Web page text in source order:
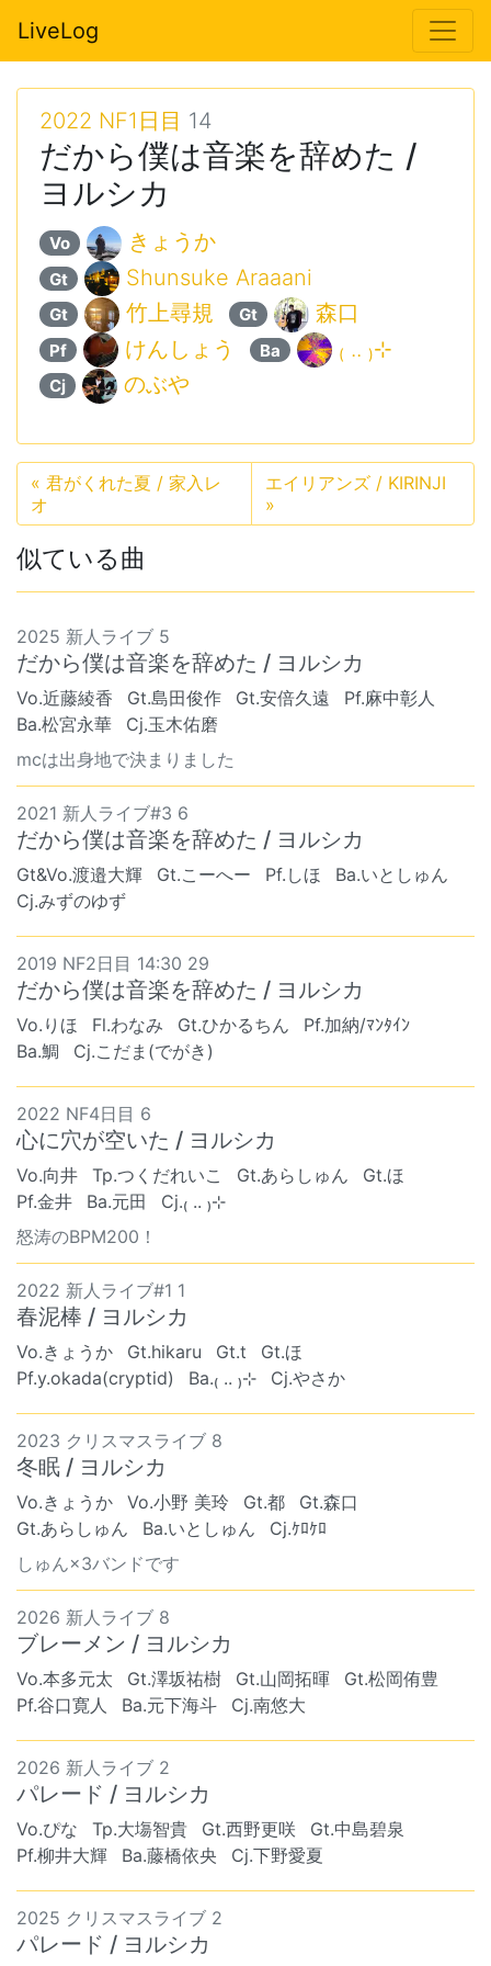
LiveLog
2022 NF1日目 14
だから僕は音楽を辞めた /
ヨルシカ
Vo きょうか
Gt Shunsuke Araaani
Gt 竹上尋規 Gt 森口
Pf けんしょう Ba ₍ .. ₎⊹
Cj のぶや
« 君がくれた夏 / 家入レ
オ
エイリアンズ / KIRINJI
»
似ている曲
2025 新人ライブ 5
だから僕は音楽を辞めた / ヨルシカ
Vo.近藤綾香 Gt.島田俊作 Gt.安倍久遠
Pf.麻中彰人
Ba.松宮永華
Cj.玉木佑磨
mcは出身地で決まりました
2021 新人ライブ#3 6
だから僕は音楽を辞めた / ヨルシカ
Gt&Vo.渡邉大輝 Gt.こーへー Pf.しほ
Ba.いとしゅん
Cj.みずのゆず
2019 NF2日目 14:30 29
だから僕は音楽を辞めた / ヨルシカ
Vo.りほ Fl.わなみ Gt.ひかるちん
Pf.加納/ﾏﾝﾀｲﾝ
Ba.鯛
Cj.こだま(でがき)
2022 NF4日目 6
心に穴が空いた / ヨルシカ
Vo.向井 Tp.つくだれいこ Gt.あらしゅん
Gt.ほ
Pf.金井
Ba.元田
Cj.₍ .. ₎⊹
怒涛のBPM200！
2022 新人ライブ#1 1
春泥棒 / ヨルシカ
Vo.きょうか Gt.hikaru Gt.t
Gt.ほ
Pf.y.okada(cryptid)
Ba.₍ .. ₎⊹ Cj.やさか
2023 クリスマスライブ 8
冬眠 / ヨルシカ
Vo.きょうか Vo.小野 美玲 Gt.都
Gt.森口
Gt.あらしゅん
Ba.いとしゅん
Cj.ｹﾛｹﾛ
しゅん×3バンドです
2026 新人ライブ 8
ブレーメン / ヨルシカ
Vo.本多元太 Gt.澤坂祐樹 Gt.山岡拓暉
Gt.松岡侑豊
Pf.谷口寛人
Ba.元下海斗 Cj.南悠大
2026 新人ライブ 2
パレード / ヨルシカ
Vo.ぴな Tp.大塲智貴 Gt.西野更咲
Gt.中島碧泉
Pf.柳井大輝
Ba.藤橋依央 Cj.下野愛夏
2025 クリスマスライブ 2
パレード / ヨルシカ